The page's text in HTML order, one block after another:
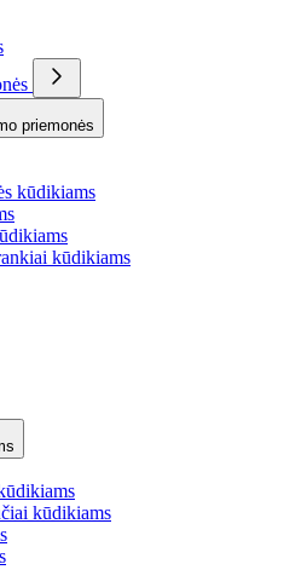
priemonės
kūdikiams
kūdikiams
kūdikiams